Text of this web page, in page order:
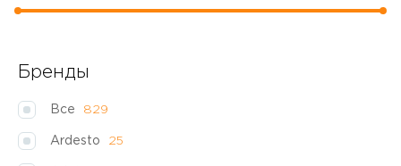
Бренды
Все 829
Ardesto 25